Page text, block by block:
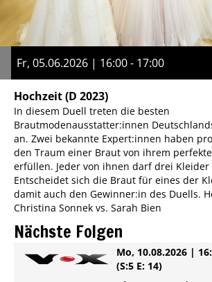
Fr, 05.06.2026 | 16:00 - 17:00
Hochzeit(D 2023)
In diesem Duell treten die besten
Brautmodenausstatter:innen
an. Zwei bekannte Expert:innen haben
den Traum einer Braut von ihrem
erfüllen. Jeder von ihnen darf drei
Entscheidet sich die Braut für eines der
damit auch den Gewinner:in des Duells.
Christina Sonnek vs. Sarah Bien
Nächste Folgen
Mo, 10.08.2026 |
(S:5 E: 14)